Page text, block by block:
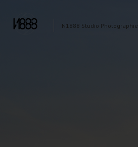
N1888 Studio Photographie